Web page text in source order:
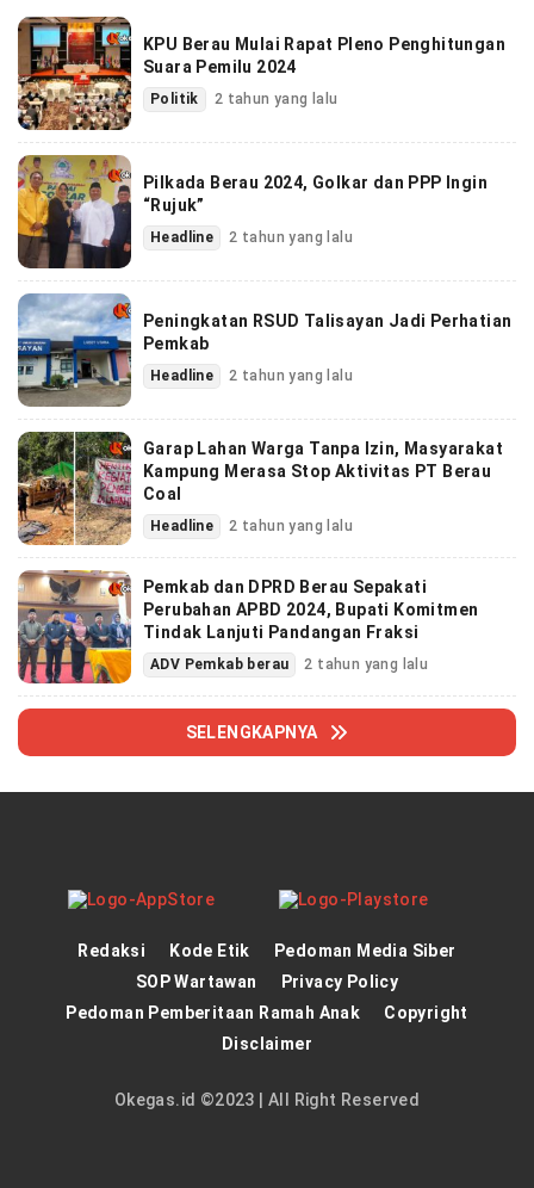
KPU Berau Mulai Rapat Pleno Penghitungan
Suara Pemilu 2024
Politik 2 tahun yang lalu
Pilkada Berau 2024, Golkar dan PPP Ingin
“Rujuk”
Headline 2 tahun yang lalu
Peningkatan RSUD Talisayan Jadi Perhatian
Pemkab
Headline 2 tahun yang lalu
Garap Lahan Warga Tanpa Izin, Masyarakat
Kampung Merasa Stop Aktivitas PT Berau
Coal
Headline 2 tahun yang lalu
Pemkab dan DPRD Berau Sepakati
Perubahan APBD 2024, Bupati Komitmen
Tindak Lanjuti Pandangan Fraksi
ADV Pemkab berau 2 tahun yang lalu
SELENGKAPNYA
Redaksi Kode Etik
Pedoman Media Siber
SOP Wartawan
Privacy Policy
Pedoman Pemberitaan Ramah Anak
Copyright
Disclaimer
Okegas.id ©2023 | All Right Reserved